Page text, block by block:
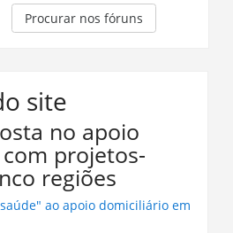
Procurar nos fóruns
site
no apoio
projetos-
regiões
ao apoio domiciliário em